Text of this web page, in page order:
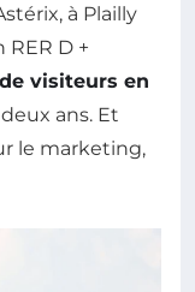
à Plailly
RER D +
visiteurs en
ans. Et
le marketing,